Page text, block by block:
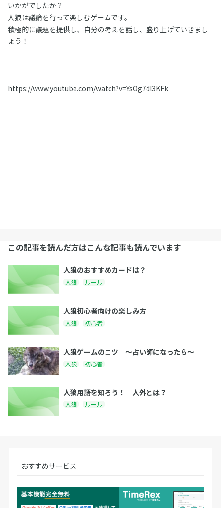
いかがでしたか？
人狼は議論を行って楽しむゲームです。
積極的に議題を提供し、自分の考えを話し、盛り上げていきまし
ょう！
https://www.youtube.com/watch?v=YsOg7dl3KFk
この記事を読んだ方はこんな記事も読んでいます
人狼のおすすめカードは？
人狼 ルール
人狼初心者向けの楽しみ方
人狼 初心者
人狼ゲームのコツ 〜占い師になったら〜
人狼 初心者
人狼用語を知ろう！ 人外とは？
人狼 ルール
おすすめサービス